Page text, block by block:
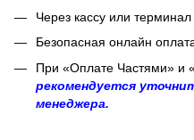
Через кассу или
Безопасная онлайн
При «Оплате Частями» и
рекомендуется
менеджера.